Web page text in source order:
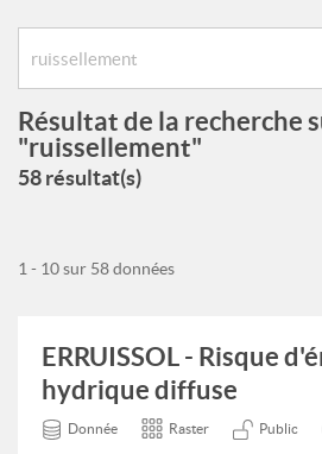
Résultat de la recherche
"ruissellement"
58 résultat(s)
1 - 10 sur 58 données
ERRUISSOL - Risque
hydrique diffuse
Donnée Raster Public